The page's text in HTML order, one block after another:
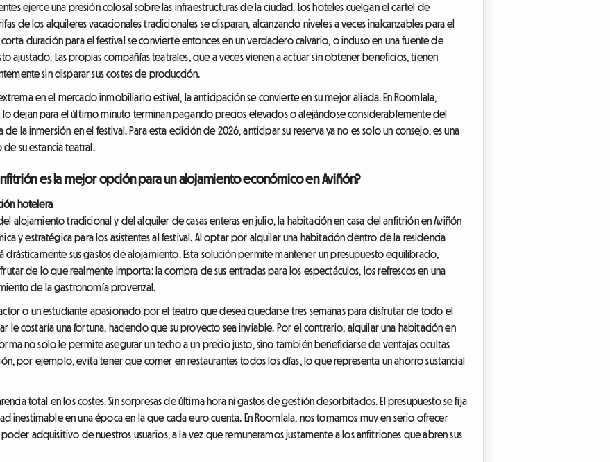
ejerce una presión colosal sobre las infraestructuras de la ciudad. Los hoteles cuelgan el cartel de
de los alquileres vacacionales tradicionales se disparan, alcanzando niveles a veces inalcanzables para el
duración para el festival se convierte entonces en un verdadero calvario, o incluso en una fuente de
ajustado. Las propias compañías teatrales, que a veces vienen a actuar sin obtener beneficios, tienen
sin disparar sus costes de producción.
en el mercado inmobiliario estival, la anticipación se convierte en su mejor aliada. En Roomlala,
dejan para el último minuto terminan pagando precios elevados o alejándose considerablemente del
la inmersión en el festival. Para esta edición de 2026, anticipar su reserva ya no es solo un consejo, es una
su estancia teatral.
es la mejor opción para un alojamiento económico en Aviñón?
hotelera
alojamiento tradicional y del alquiler de casas enteras en julio, la habitación en casa del anfitrión en Aviñón
y estratégica para los asistentes al festival. Al optar por alquilar una habitación dentro de la residencia
sus gastos de alojamiento. Esta solución permite mantener un presupuesto equilibrado,
de lo que realmente importa: la compra de sus entradas para los espectáculos, los refrescos en una
de la gastronomía provenzal.
o un estudiante apasionado por el teatro que desea quedarse tres semanas para disfrutar de todo el
le costaría una fortuna, haciendo que su proyecto sea inviable. Por el contrario, alquilar una habitación en
no solo le permite asegurar un techo a un precio justo, sino también beneficiarse de ventajas ocultas
por ejemplo, evita tener que comer en restaurantes todos los días, lo que representa un ahorro sustancial
total en los costes. Sin sorpresas de última hora ni gastos de gestión desorbitados. El presupuesto se fija
inestimable en una época en la que cada euro cuenta. En Roomlala, nos tomamos muy en serio ofrecer
adquisitivo de nuestros usuarios, a la vez que remuneramos justamente a los anfitriones que abren sus